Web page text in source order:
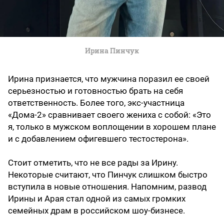
Ирина Пинчук
Ирина признается, что мужчина поразил ее своей
серьезностью и готовностью брать на себя
ответственность. Более того, экс-участница
«Дома-2» сравнивает своего жениха с собой: «Это
я, только в мужском воплощении в хорошем плане
и с добавлением офигевшего тестостерона».
Стоит отметить, что не все рады за Ирину.
Некоторые считают, что Пинчук слишком быстро
вступила в новые отношения. Напомним, развод
Ирины и Арая стал одной из самых громких
семейных драм в российском шоу-бизнесе.